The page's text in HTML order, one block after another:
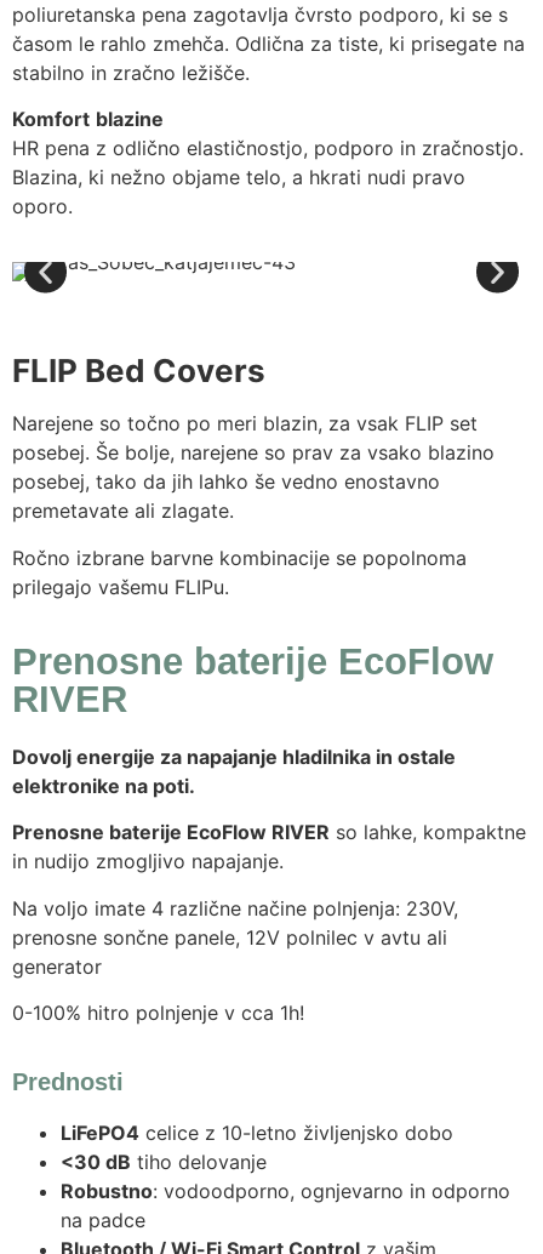
poliuretanska pena zagotavlja čvrsto podporo, ki se s
časom le rahlo zmehča. Odlična za tiste, ki prisegate na
stabilno in zračno ležišče.
Komfort blazine
HR pena z odlično elastičnostjo, podporo in zračnostjo.
Blazina, ki nežno objame telo, a hkrati nudi pravo
oporo.
FLIP Bed Covers
Narejene so točno po meri blazin, za vsak FLIP set
posebej. Še bolje, narejene so prav za vsako blazino
posebej, tako da jih lahko še vedno enostavno
premetavate ali zlagate.
Ročno izbrane barvne kombinacije se popolnoma
prilegajo vašemu FLIPu.
Prenosne baterije EcoFlow
RIVER
Dovolj energije za napajanje hladilnika in ostale
elektronike na poti.
Prenosne baterije EcoFlow RIVER so lahke, kompaktne
in nudijo zmogljivo napajanje.
Na voljo imate 4 različne načine polnjenja: 230V,
prenosne sončne panele, 12V polnilec v avtu ali
generator
0-100% hitro polnjenje v cca 1h!
Prednosti
LiFePO4 celice z 10-letno življenjsko dobo
<30 dB tiho delovanje
Robustno: vodoodporno, ognjevarno in odporno
na padce
Bluetooth / Wi-Fi Smart Control z vašim